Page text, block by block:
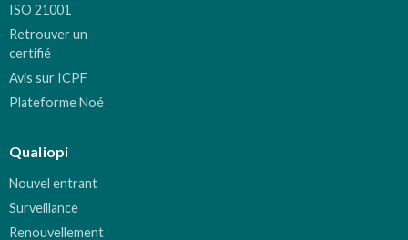
ISO 21001
Retrouver un
certifié
Avis sur ICPF
Plateforme Noé
Qualiopi
Nouvel entrant
Surveillance
Renouvellement